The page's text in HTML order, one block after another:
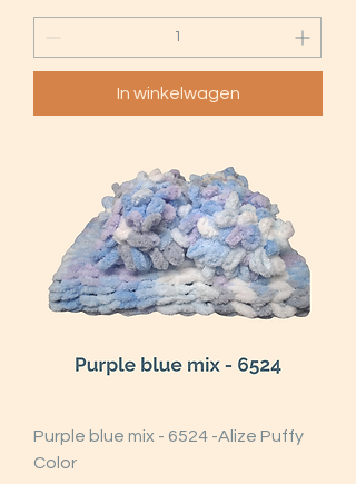
In winkelwagen
Purple blue mix - 6524 -Alize Puffy
Color